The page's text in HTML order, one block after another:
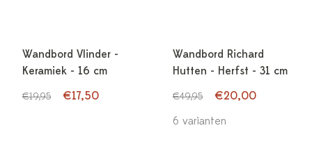
Wandbord Vlinder -
Keramiek - 16 cm
€19,95 €17,50
Wandbord Richard
Hutten - Herfst - 31 cm
€49,95
€20,00
6 varianten